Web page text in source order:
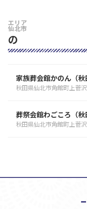
エリア
仙北市
の
家族葬会館かのん（秋
秋田県仙北市角館町上菅
葬祭会館わごころ（秋
秋田県仙北市角館町上菅